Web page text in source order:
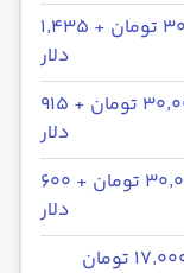
۳۰٬۰۰۰٬۰۰۰ تومان + ۱٬۴۳۵
دلار
۳۰٬۰۰۰٬۰۰۰ تومان + ۹۱۵
دلار
۳۰٬۰۰۰٬۰۰۰ تومان + ۶۰۰
دلار
تومان